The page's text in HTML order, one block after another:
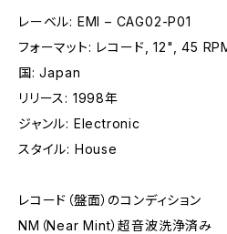
レーベル: EMI – CAG02-P01
フォーマット: レコード, 12", 45
国: Japan
リリース: 1998年
ジャンル: Electronic
スタイル: House
レコード（盤面）のコンディション
NM（Near Mint）超音波洗浄済み